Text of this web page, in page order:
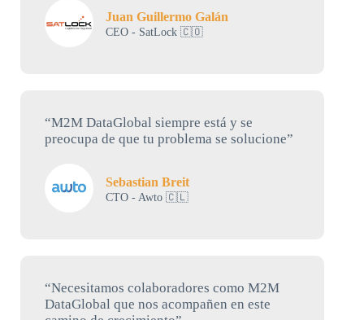
Juan Guillermo Galán
CEO - SatLock 🇨🇴
“M2M DataGlobal siempre está y se
preocupa de que tu problema se solucione”
Sebastian Breit
CTO - Awto 🇨🇱
“Necesitamos colaboradores como M2M
DataGlobal que nos acompañen en este